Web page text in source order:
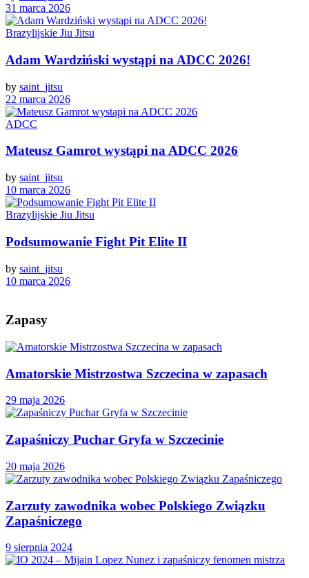
31 marca 2026
Brazylijskie Jiu Jitsu
Adam Wardziński wystąpi na ADCC 2026!
by saint_jitsu
22 marca 2026
ADCC
Mateusz Gamrot wystąpi na ADCC 2026
by saint_jitsu
10 marca 2026
Brazylijskie Jiu Jitsu
Podsumowanie Fight Pit Elite II
by saint_jitsu
10 marca 2026
Zapasy
Amatorskie Mistrzostwa Szczecina w zapasach
29 maja 2026
Zapaśniczy Puchar Gryfa w Szczecinie
20 maja 2026
Zarzuty zawodnika wobec Polskiego Związku
Zapaśniczego
9 sierpnia 2024